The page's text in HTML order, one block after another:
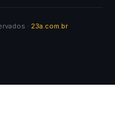
· 23a.com.br